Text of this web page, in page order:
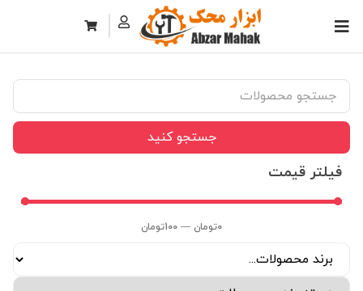
جستجو کنید
فیلتر قیمت
0تومان —
100تومان